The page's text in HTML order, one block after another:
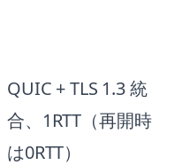
QUIC + TLS 1.3 統
合、1RTT（再開時
は0RTT）